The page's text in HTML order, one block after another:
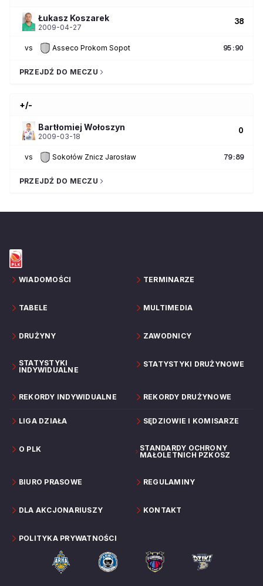
Łukasz Koszarek
2009-04-27
38
vs Asseco Prokom Sopot 95:90
PRZEJDŹ DO MECZU
+/-
Bartłomiej Wołoszyn
2009-03-18
0
vs Sokołów Znicz Jarosław 79:89
PRZEJDŹ DO MECZU
WIADOMOŚCI TERMINARZE
TABELE MULTIMEDIA
DRUŻYNY ZAWODNICY
STATYSTYKI
INDYWIDUALNE
STATYSTYKI DRUŻYNOWE
REKORDY INDYWIDUALNE REKORDY DRUŻYNOWE
LIGA DZIAŁA SĘDZIOWIE I KOMISARZE
O PLK
STANDARDY OCHRONY
MAŁOLETNICH PZKOSZ
BIURO PRASOWE REGULAMINY
DLA AKCJONARIUSZY KONTAKT
POLITYKA PRYWATNOŚCI